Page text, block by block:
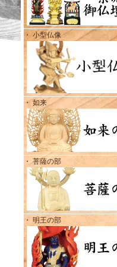
・ 小型仏像
・ 如来
・ 菩薩の部
・ 明王の部